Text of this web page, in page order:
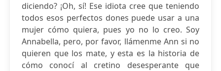
diciendo? ¡Oh, sí! Ese idiota cree que teniendo
todos esos perfectos dones puede usar a una
mujer cómo quiera, pues yo no lo creo. Soy
Annabella, pero, por favor, llámenme Ann si no
quieren que los mate, y esta es la historia de
cómo conocí al cretino desesperante que